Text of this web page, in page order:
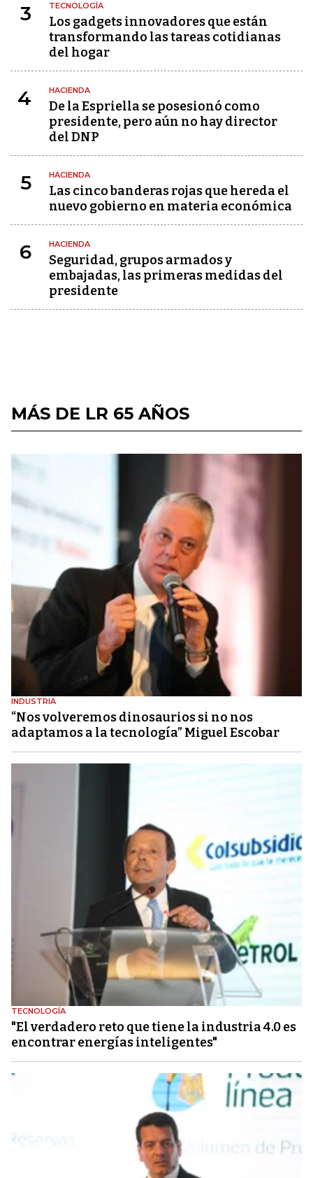
3 TECNOLOGÍA
Los gadgets innovadores que están
transformando las tareas cotidianas
del hogar
4 HACIENDA
De la Espriella se posesionó como
presidente, pero aún no hay director
del DNP
5 HACIENDA
Las cinco banderas rojas que hereda el
nuevo gobierno en materia económica
6 HACIENDA
Seguridad, grupos armados y
embajadas, las primeras medidas del
presidente
MÁS DE LR 65 AÑOS
INDUSTRIA
“Nos volveremos dinosaurios si no nos
adaptamos a la tecnología” Miguel Escobar
TECNOLOGÍA
"El verdadero reto que tiene la industria 4.0 es
encontrar energías inteligentes"